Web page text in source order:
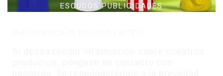
ESCUDOS PUBLICIDADES